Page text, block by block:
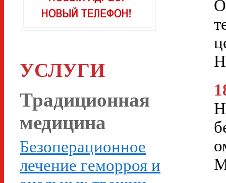
УСЛУГИ
Традиционная
медицина
Безоперационное
лечение геморроя и